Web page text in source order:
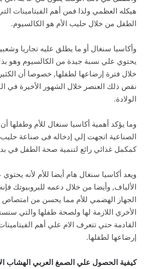
هيكله العظمي ولذا فمن أهم الفيتامينات
الطفل من خلال حليب الأم هو الكالسيوم.
وأكاسيا سنغال أو ما يطلق عليه تجاريا
يحتوي علي نسبة جيدة من الكالسيوم وهو
خلال فترة إرضاعها لطفلها, خصوصا أن
نقص ذلك العنصر خلال الشهور الأخيرة في
الولادة.
وما يؤكد أهمية أكاسيا سنغال للأم وطفلها
الصناعية اتجهت إلي إدخاله فى صناعة حليب
كمكمل غذائي رائع لتنمية صحة الطفل في
ويعد أكاسيا سنغال هام أيضا للأم لأنه
الألياف, وأيضا من خلال دعمه للبروبيوتك
الجهاز الهضمي للأم مما يحسن من امتصاص
الأخري اللازمة لها ولصحة طفلها والتي
القادمة حتي تتعرف الام علي أهم
إرضاعها لطفلها.
كيفية الحصول علي الصمغ العربي الهشاب